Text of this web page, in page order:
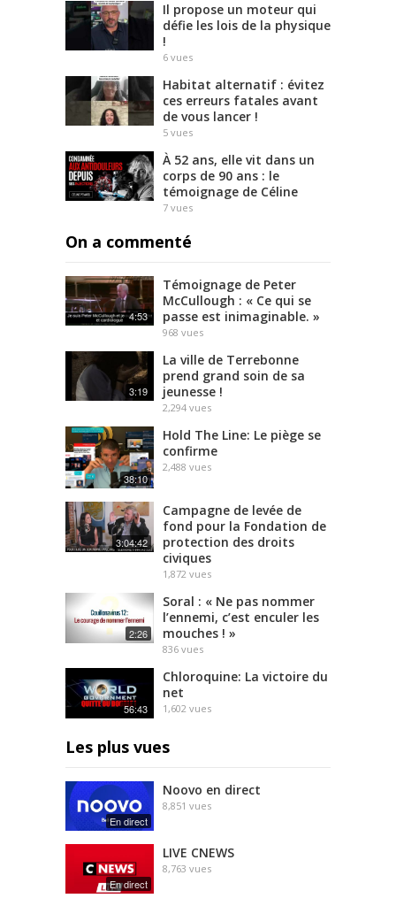
Il propose un moteur qui
défie les lois de la physique
!
6 vues
Habitat alternatif : évitez
ces erreurs fatales avant
de vous lancer !
5 vues
À 52 ans, elle vit dans un
corps de 90 ans : le
témoignage de Céline
7 vues
On a commenté
4:53
Témoignage de Peter
McCullough : « Ce qui se
passe est inimaginable. »
968 vues
3:19
La ville de Terrebonne
prend grand soin de sa
jeunesse !
2,294 vues
38:10
Hold The Line: Le piège se
confirme
2,488 vues
3:04:42
Campagne de levée de
fond pour la Fondation de
protection des droits
civiques
1,872 vues
2:26
Soral : « Ne pas nommer
l’ennemi, c’est enculer les
mouches ! »
836 vues
56:43
Chloroquine: La victoire du
net
1,602 vues
Les plus vues
En direct
Noovo en direct
8,851 vues
En direct
LIVE CNEWS
8,763 vues